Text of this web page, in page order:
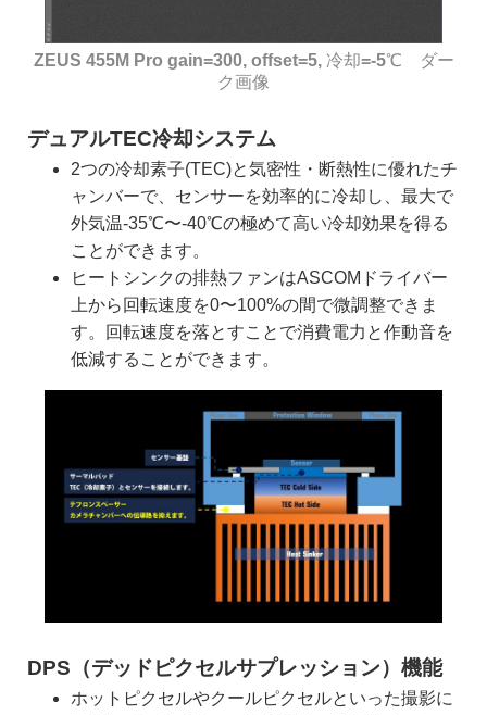
ZEUS 455M Pro gain=300, offset=5, 冷却=-5℃ ダー
ク画像
デュアルTEC冷却システム
2つの冷却素子(TEC)と気密性・断熱性に優れたチ
ャンバーで、センサーを効率的に冷却し、最大で
外気温-35℃〜-40℃の極めて高い冷却効果を得る
ことができます。
ヒートシンクの排熱ファンはASCOMドライバー
上から回転速度を0〜100%の間で微調整できま
す。回転速度を落とすことで消費電力と作動音を
低減することができます。
DPS（デッドピクセルサプレッション）機能
ホットピクセルやクールピクセルといった撮影に